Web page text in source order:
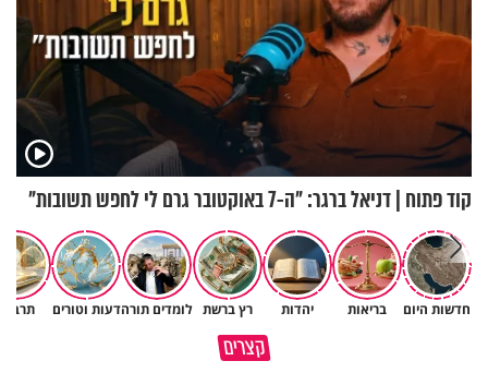
קוד פתוח | דניאל ברגר: "ה-7 באוקטובר גרם לי לחפש תשובות"
חדשות היום בריאות יהדות רץ ברשת לומדים תורהדעות וטורים
קצרים
תשתמש באהבה של השם לטובתך
פותחים פתח קטן - ומקבלים